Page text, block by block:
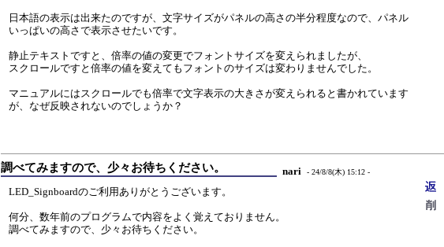
日本語の表示は出来たのですが、文字サイズがパネルの高さの半分程度なので、パネル
いっぱいの高さで表示させたいです。
静止テキストですと、倍率の値の変更でフォントサイズを変えられましたが、
スクロールですと倍率の値を変えてもフォントのサイズは変わりませんでした。
マニュアルにはスクロールでも倍率で文字表示の大きさが変えられると書かれています
が、なぜ反映されないのでしょうか？
調べてみますので、少々お待ちください。 nari - 24/8/8(木) 15:12 -
LED_Signboardのご利用ありがとうございます。
何分、数年前のプログラムで内容をよく覚えておりません。
調べてみますので、少々お待ちください。